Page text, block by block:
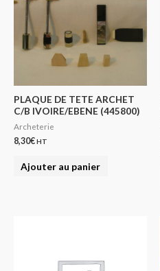
PLAQUE DE TETE ARCHET
C/B IVOIRE/EBENE (445800)
Archeterie
8,30€HT
Ajouter au panier